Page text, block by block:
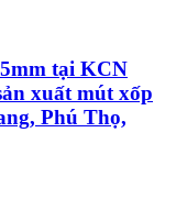
tại KCN
xuất mút xốp
Phú Thọ,